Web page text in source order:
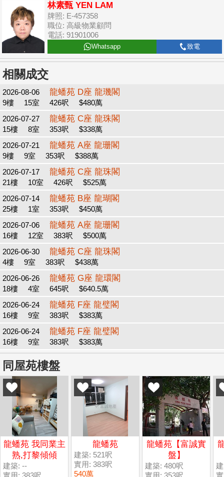
林素甄 YEN LAM
牌照: E-457358
職位: 高級物業顧問
電話: 91901006
Whatsapp 致電
相關成交
2026-08-06 龍蟠苑 D座 龍璣閣
9樓 15室 426呎
$480萬
2026-07-27
龍蟠苑 C座 龍珠閣
15樓 8室 353呎
$338萬
2026-07-21
龍蟠苑 A座 龍珊閣
9樓 9室 353呎
$388萬
2026-07-17
龍蟠苑 C座 龍珠閣
21樓 10室 426呎
$525萬
2026-07-14
龍蟠苑 B座 龍瑚閣
25樓 1室 353呎
$450萬
2026-07-06
龍蟠苑 A座 龍珊閣
16樓 12室 383呎
$500萬
2026-06-30
龍蟠苑 C座 龍珠閣
4樓 9室 383呎
$438萬
2026-06-26
龍蟠苑 G座 龍環閣
18樓 4室 645呎
$640.5萬
2026-06-24
龍蟠苑 F座 龍璧閣
16樓 9室 383呎
$383萬
2026-06-24
龍蟠苑 F座 龍璧閣
16樓 9室 383呎 $383萬
同屋苑樓盤
龍蟠苑 我同業主
熟,打黎傾傾
建築: --
實用: 383呎
龍蟠苑
建築: 521呎
實用: 383呎
540萬
龍蟠苑【富誠實
盤】
建築: 480呎
實用: 353呎